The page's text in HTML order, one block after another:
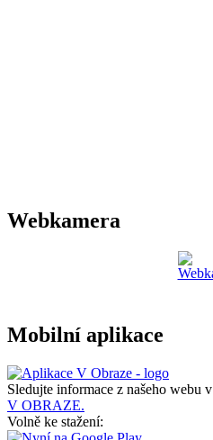
Webkamera
Mobilní aplikace
Sledujte informace z našeho webu v
V OBRAZE.
Volně ke stažení: